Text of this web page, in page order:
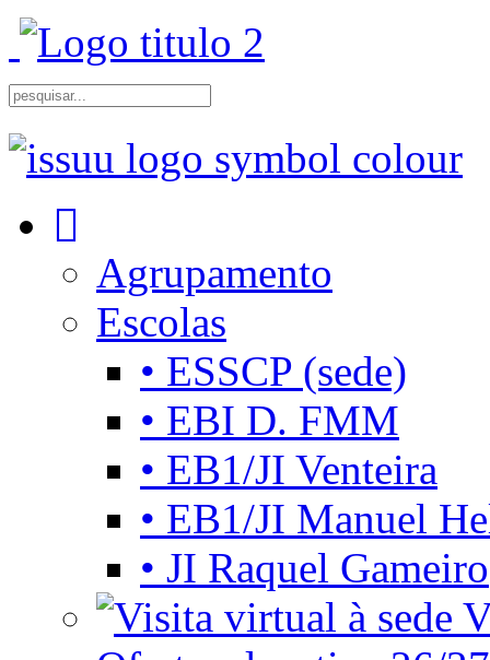
Agrupamento
Escolas
• ESSCP (sede)
• EBI D. FMM
• EB1/JI Venteira
• EB1/JI Manuel
• JI Raquel Gameiro